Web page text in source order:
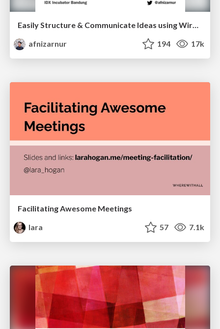
Easily Structure & Communicate Ideas using Wireframe
afnizarnur
194 17k
Facilitating Awesome Meetings
lara
57 7.1k